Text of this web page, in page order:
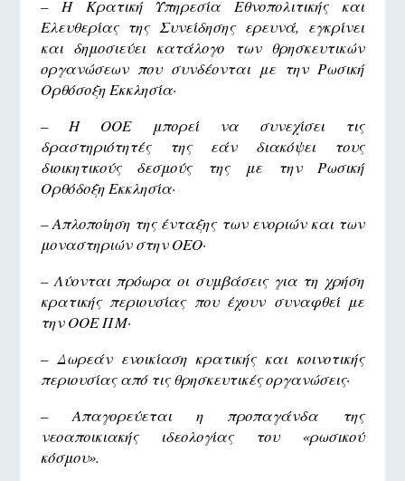
– Η
Κρατική Υπηρεσία Εθνοπολιτικής και
Ελευθερίας της Συνείδησης ερευνά, εγκρίνει
και δημοσιεύει κατάλογο των θρησκευτικών
οργανώσεων που συνδέονται με την Ρωσική
Ορθόσοξη Εκκλησία·
– Η ΟΟΕ μπορεί να συνεχίσει τις
δραστηριότητές της εάν διακόψει τους
διοικητικούς δεσμούς της με την Ρωσική
Ορθόδοξη Εκκλησία·
– Απλοποίηση της ένταξης των ενοριών και των
μοναστηριών στην ΟΕΟ·
– Λύονται πρόωρα οι συμβάσεις για τη χρήση
κρατικής περιουσίας που έχουν συναφθεί με
την ΟΟΕ ΠΜ·
– Δωρεάν ενοικίαση κρατικής και κοινοτικής
περιουσίας από τις θρησκευτικές οργανώσεις·
– Απαγορεύεται η προπαγάνδα της
νεοαποικιακής ιδεολογίας του «ρωσικού
κόσμου».